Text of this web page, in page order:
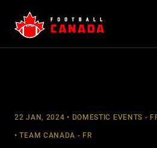
content
22 JAN, 2024 DOMESTIC EVENTS -
TEAM CANADA - FR